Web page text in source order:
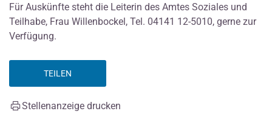
Für Auskünfte steht die Leiterin des Amtes Soziales und
Teilhabe, Frau Willenbockel, Tel. 04141 12-5010, gerne zur
Verfügung.
TEILEN
Stellenanzeige drucken